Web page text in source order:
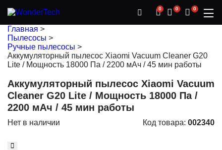
0 0 0
Главная >
Пылесосы >
Ручные пылесосы >
Аккумуляторный пылесос Xiaomi Vacuum Cleaner G20
Lite / Мощность 18000 Па / 2200 мАч / 45 мин работы
Аккумуляторный пылесос Xiaomi Vacuum
Cleaner G20 Lite / Мощность 18000 Па /
2200 мАч / 45 мин работы
Нет в наличии Код товара: 002340